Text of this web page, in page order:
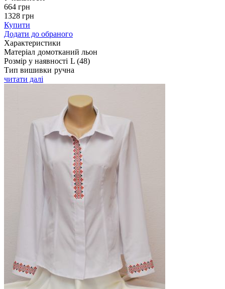
664 грн
1328 грн
Купити
Додати до обраного
Характеристики
Матеріал домотканий льон
Розмір у наявності L (48)
Тип вишивки ручна
читати далі